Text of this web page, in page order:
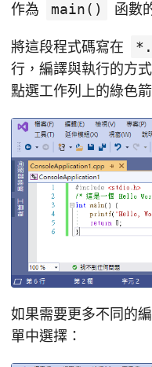
作為
main() 函數
將這段程式碼寫在
行，編譯與執行的方
點選工作列上的綠色箭
如果需要更多不同的
單中選擇：